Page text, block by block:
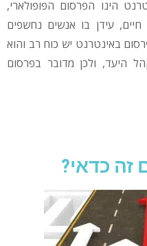
הינו הפרסום הפופולארי,
חיים, עידן בו אנשים נחשפים
באינטרנט יש כוח רב והוא
היעד, ולכן מדובר בפרסום
זה כדאי?